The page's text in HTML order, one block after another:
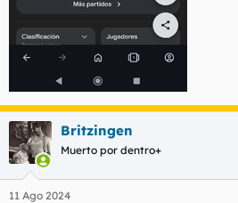
Britzingen
Muerto por dentro+
11 Ago 2024